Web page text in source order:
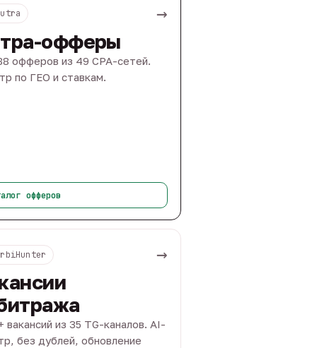
→
офферы
офферов из 49 CPA-сетей.
по ГЕО и ставкам.
офферов
→
вакансий из 35 TG-каналов. AI-
без дублей, обновление